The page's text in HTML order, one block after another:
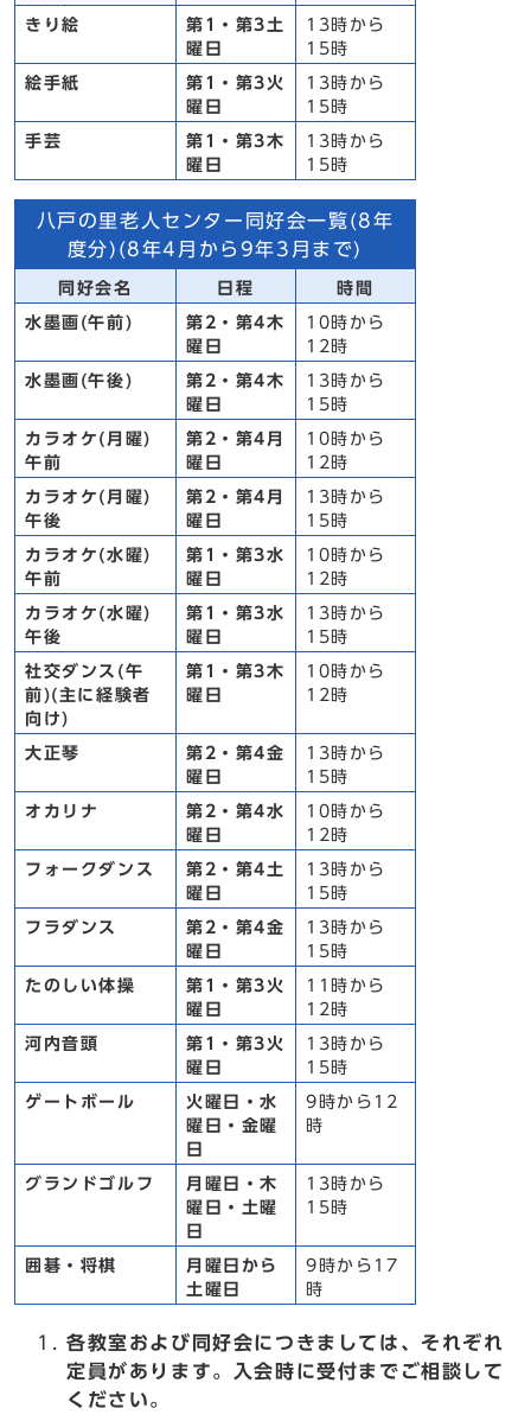
きり絵
第1・第3土
曜日
13時から
15時
絵手紙
第1・第3火
曜日
13時から
15時
手芸
第1・第3木
曜日
13時から
15時
八戸の里老人センター同好会一覧(8年
度分)(8年4月から9年3月まで)
同好会名 日程 時間
水墨画(午前)
第2・第4木
曜日
10時から
12時
水墨画(午後)
第2・第4木
曜日
13時から
15時
カラオケ(月曜)
午前
第2・第4月
曜日
10時から
12時
カラオケ(月曜)
午後
第2・第4月
曜日
13時から
15時
カラオケ(水曜)
午前
第1・第3水
曜日
10時から
12時
カラオケ(水曜)
午後
第1・第3水
曜日
13時から
15時
社交ダンス(午
前)(主に経験者
向け)
第1・第3木
曜日
10時から
12時
大正琴
第2・第4金
曜日
13時から
15時
オカリナ
第2・第4水
曜日
10時から
12時
フォークダンス
第2・第4土
曜日
13時から
15時
フラダンス
第2・第4金
曜日
13時から
15時
たのしい体操
第1・第3火
曜日
11時から
12時
河内音頭
第1・第3火
曜日
13時から
15時
ゲートボール
火曜日・水
曜日・金曜
日
9時から12
時
グランドゴルフ
月曜日・木
曜日・土曜
日
13時から
15時
囲碁・将棋
月曜日から
土曜日
9時から17
時
各教室および同好会につきましては、それぞれ
定員があります。入会時に受付までご相談して
ください。